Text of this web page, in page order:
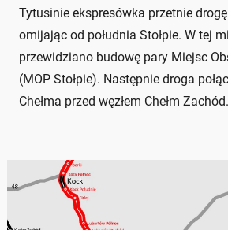
Tytusinie ekspresówka przetnie
omijając od południa Stołpie. W tej
przewidziano budowę pary Miejsc
(MOP Stołpie). Następnie droga
Chełma przed węzłem Chełm Zachód.